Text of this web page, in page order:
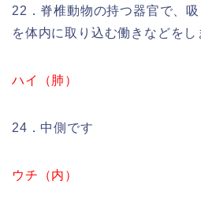
22．脊椎動物の持つ器官で、
を体内に取り込む働きなどをし
ハイ（肺）
24．中側です
ウチ（内）